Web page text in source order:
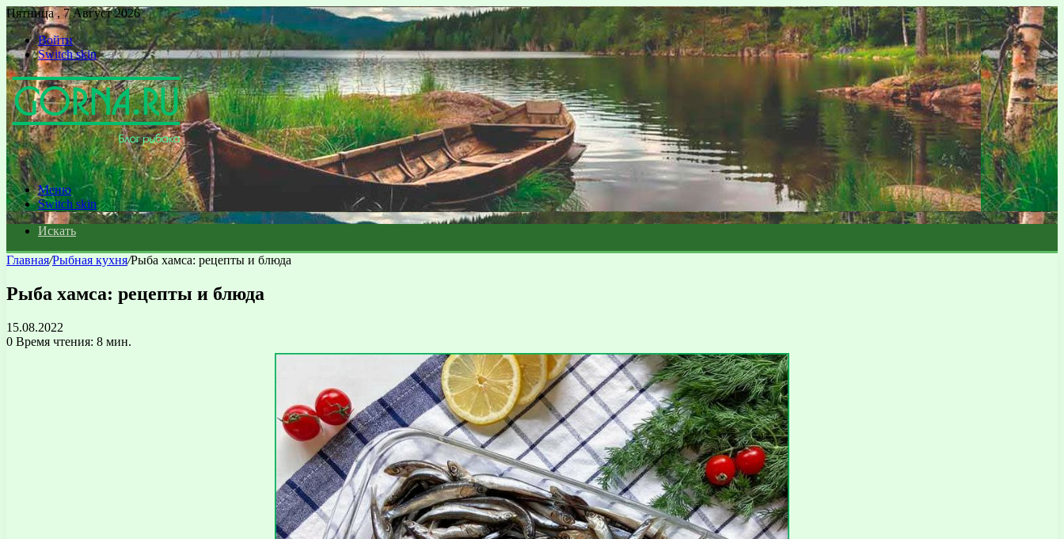
Пятница , 7 Август 2026
Войти
Switch skin
Меню
Switch skin
Искать
Главная/Рыбная кухня/Рыба хамса: рецепты и блюда
Рыба хамса: рецепты и блюда
15.08.2022
0 Время чтения: 8 мин.